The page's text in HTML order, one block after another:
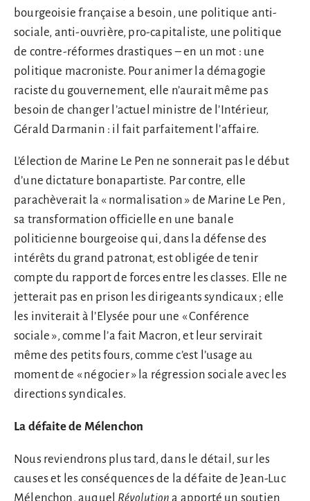
bourgeoisie française a besoin, une politique anti-
sociale, anti-ouvrière, pro-capitaliste, une politique
de contre-réformes drastiques – en un mot : une
politique macroniste. Pour animer la démagogie
raciste du gouvernement, elle n’aurait même pas
besoin de changer l’actuel ministre de l’Intérieur,
Gérald Darmanin : il fait parfaitement l’affaire.
L’élection de Marine Le Pen ne sonnerait pas le début
d’une dictature bonapartiste. Par contre, elle
parachèverait la « normalisation » de Marine Le Pen,
sa transformation officielle en une banale
politicienne bourgeoise qui, dans la défense des
intérêts du grand patronat, est obligée de tenir
compte du rapport de forces entre les classes. Elle ne
jetterait pas en prison les dirigeants syndicaux ; elle
les inviterait à l’Elysée pour une « Conférence
sociale », comme l’a fait Macron, et leur servirait
même des petits fours, comme c’est l’usage au
moment de « négocier » la régression sociale avec les
directions syndicales.
La défaite de Mélenchon
Nous reviendrons plus tard, dans le détail, sur les
causes et les conséquences de la défaite de Jean-Luc
Mélenchon, auquel Révolution a apporté un soutien